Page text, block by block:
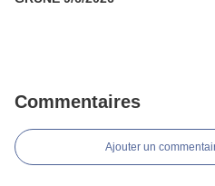
Commentaires
Ajouter un